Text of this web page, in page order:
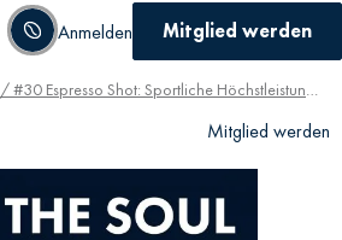
Anmelden Mitglied werden
Mitglied werden
/ #30 Espresso Shot: Sportliche Höchstleistungen dank Kaffee?